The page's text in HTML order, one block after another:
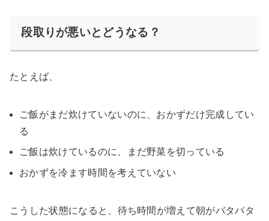
段取りが悪いとどうなる？
たとえば、
ご飯がまだ炊けていないのに、おかずだけ完成してい
る
ご飯は炊けているのに、まだ野菜を切っている
おかずを冷ます時間を考えていない
こうした状態になると、待ち時間が増えて朝がバタバタ